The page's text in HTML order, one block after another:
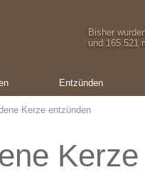
Bisher
und 165.521
Entzünden
Kerze entzünden